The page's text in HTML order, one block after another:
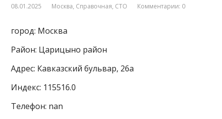
08.01.2025 Москва, Справочная, СТО Комментарии: 0
город: Москва
Район: Царицыно район
Адрес: Кавказский бульвар, 26а
Индекс: 115516.0
Телефон: nan